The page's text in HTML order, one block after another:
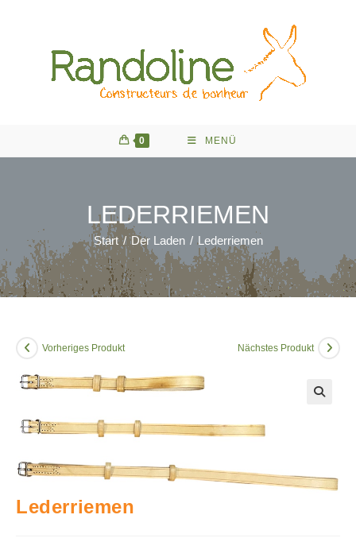
0 MENÜ
LEDERRIEMEN
Start / Der Laden / Lederriemen
Vorheriges Produkt Nächstes Produkt
Lederriemen